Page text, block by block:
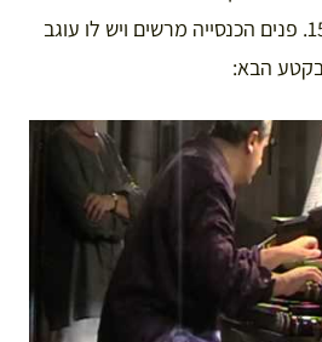
קדומה יותר מהמאה ה-15. פנים הכנסייה מרשים ויש לו עוגב
בקטע הבא: